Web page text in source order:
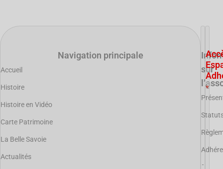
Navigation principale
Accueil
Histoire
Histoire en Vidéo
Carte Patrimoine
La Belle Savoie
Actualités
sur